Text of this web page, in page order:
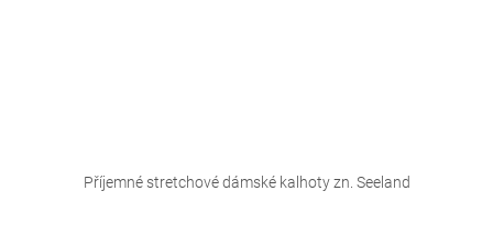
Příjemné stretchové dámské kalhoty zn. Seeland